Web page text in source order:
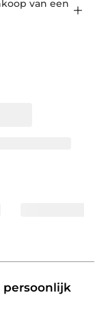
van een
persoonlijk